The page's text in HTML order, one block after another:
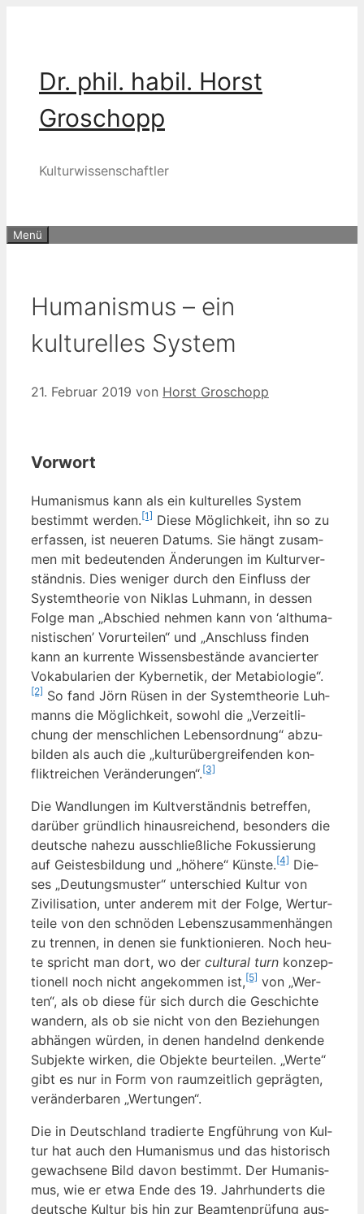
Dr. phil. habil. Horst
Groschopp
Kulturwissenschaftler
Menü
Humanismus – ein
kulturelles System
21. Februar 2019 von Horst Groschopp
Vorwort
Huma­nis­mus kann als ein kul­tu­rel­les Sys­tem
bestimmt wer­den.[1] Die­se Mög­lich­keit, ihn so zu
erfas­sen, ist neue­ren Datums. Sie hängt zusam­
men mit bedeu­ten­den Ände­run­gen im Kul­tur­ver­
ständ­nis. Dies weni­ger durch den Ein­fluss der
Sys­tem­theo­rie von Niklas Luh­mann, in des­sen
Fol­ge man „Abschied neh­men kann von ‘alt­hu­ma­
nis­ti­schen’ Vor­ur­tei­len“ und „Anschluss fin­den
kann an kur­ren­te Wis­sens­be­stän­de avan­cier­ter
Voka­bu­la­ri­en der Kyber­ne­tik, der Meta­bio­lo­gie“.
[2] So fand Jörn Rüsen in der Sys­tem­theo­rie Luh­
manns die Mög­lich­keit, sowohl die „Ver­zeit­li­
chung der mensch­li­chen Lebens­ord­nung“ abzu­
bil­den als auch die „kul­tur­über­grei­fen­den kon­
flikt­rei­chen Ver­än­de­run­gen“.[3]
Die Wand­lun­gen im Kult­ver­ständ­nis betref­fen,
dar­über gründ­lich hin­aus­rei­chend, beson­ders die
deut­sche nahe­zu aus­schließ­li­che Fokus­sie­rung
auf Geis­tes­bil­dung und „höhe­re“ Küns­te.[4] Die­
ses „Deu­tungs­mus­ter“ unter­schied Kul­tur von
Zivi­li­sa­ti­on, unter ande­rem mit der Fol­ge, Wert­ur­
tei­le von den schnö­den Lebens­zu­sam­men­hän­gen
zu tren­nen, in denen sie funk­tio­nie­ren. Noch heu­
te spricht man dort, wo der cul­tu­ral turn kon­zep­
tio­nell noch nicht ange­kom­men ist,[5] von „Wer­
ten“, als ob die­se für sich durch die Geschich­te
wan­dern, als ob sie nicht von den Bezie­hun­gen
abhän­gen wür­den, in denen han­delnd den­ken­de
Sub­jek­te wir­ken, die Objek­te beur­tei­len. „Wer­te“
gibt es nur in Form von raum­zeit­lich gepräg­ten,
ver­än­der­ba­ren „Wer­tun­gen“.
Die in Deutsch­land tra­dier­te Eng­füh­rung von Kul­
tur hat auch den Huma­nis­mus und das his­to­risch
gewach­se­ne Bild davon bestimmt. Der Huma­nis­
mus, wie er etwa Ende des 19. Jahr­hun­derts die
deut­sche Kul­tur bis hin zur Beam­ten­prü­fung aus­